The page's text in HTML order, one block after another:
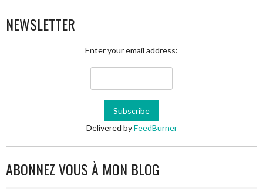
l’on
peut
NEWSLETTER
Enter your email address:
Delivered byFeedBurner
ABONNEZ VOUS À MON BLOG